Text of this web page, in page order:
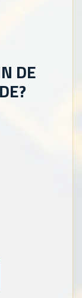
DE